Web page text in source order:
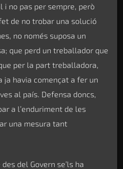
i no pas per sempre, però
de no trobar una solució
no només suposa un
que perd un treballador que
per la part treballadora,
ja havia començat a fer un
al país. Defensa doncs,
a l’enduriment de les
una mesura tant
del Govern se’ls ha